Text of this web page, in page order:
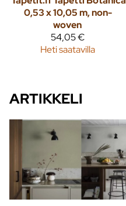
0,53 x 10,05 m, non-
woven
54,05 €
Heti saatavilla
ARTIKKELI